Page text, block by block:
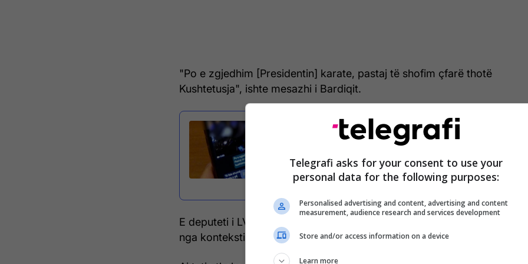
"Po e zgjedhim [Presidentin] karate, pastaj të shofim çfarë thotë
Kushtetusja", ishte mesazhi i Bardiqit.
“Po e zgjedhim sot karate, pastaj të
shofim çfarë thotë Kushtetusja”, mesazhi
i njërit prej deputetëve të LVV-së në
seancë
E deputeti i LVV ka reaguar mbrëmë duke thënë se është nxjerrë
nga konteksti dhe i është cenuar privatësia.
Telegrafi asks for your consent to use your
personal data for the following purposes:
Personalised advertising and content, advertising and content
measurement, audience research and services development
Store and/or access information on a device
Learn more